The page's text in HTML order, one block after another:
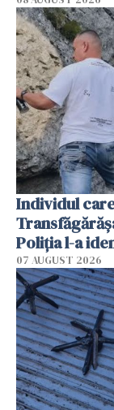
Individul
Poliția l-a
07 AUGUST 2026